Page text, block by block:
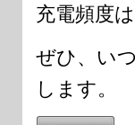
充電頻度
ぜひ、い
します。